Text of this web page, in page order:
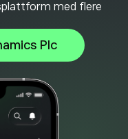
med flere
Plc